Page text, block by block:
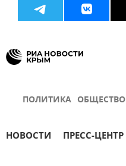
ПОЛИТИКА ОБЩЕСТВО
НОВОСТИ ПРЕСС-ЦЕНТР